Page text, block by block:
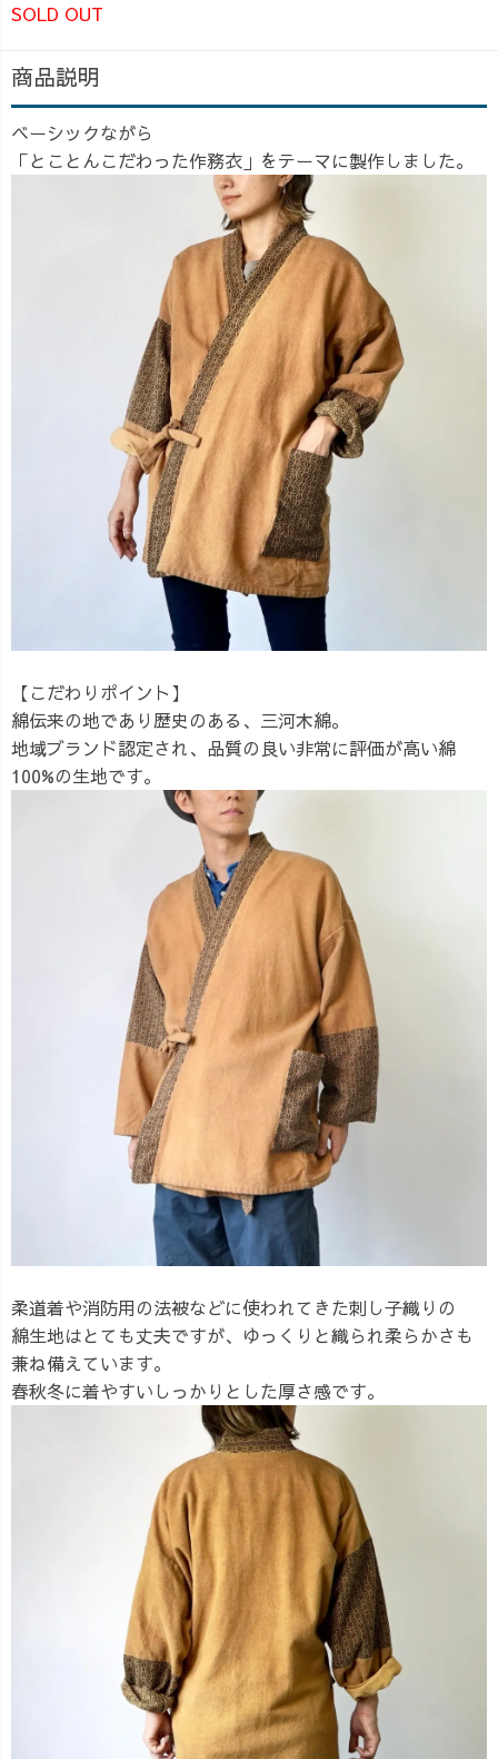
SOLD OUT
商品説明
ベーシックながら
「とことんこだわった作務衣」をテーマに製作しました。
【こだわりポイント】
綿伝来の地であり歴史のある、三河木綿。
地域ブランド認定され、品質の良い非常に評価が高い綿
100%の生地です。
柔道着や消防用の法被などに使われてきた刺し子織りの
綿生地はとても丈夫ですが、ゆっくりと織られ柔らかさも
兼ね備えています。
春秋冬に着やすいしっかりとした厚さ感です。